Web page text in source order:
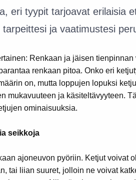
eri tyypit tarjoavat erilaisia
ja vaatimustesi
Renkaan ja jäisen tienpinnan
renkaan pitoa. Onko eri
on, mutta loppujen lopuksi
mukavuuteen ja käsiteltävyyteen.
ominaisuuksia.
seikkoja
ajoneuvon pyöriin. Ketjut voivat
tai liian suuret, jolloin ne voivat